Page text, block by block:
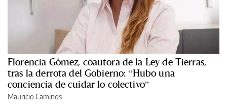
Florencia Gómez, coautora de la Ley de Tierras,
tras la derrota del Gobierno: “Hubo una
conciencia de cuidar lo colectivo”
Mauricio Caminos